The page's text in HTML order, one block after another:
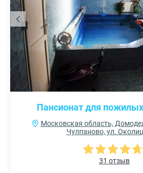
Пансионат для
Московская область,
Чулпаново, ул.
31 отзыв